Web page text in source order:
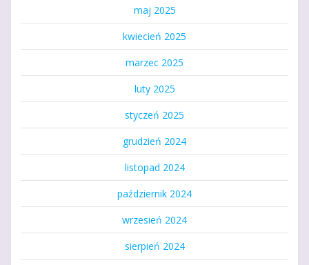
maj 2025
kwiecień 2025
marzec 2025
luty 2025
styczeń 2025
grudzień 2024
listopad 2024
październik 2024
wrzesień 2024
sierpień 2024